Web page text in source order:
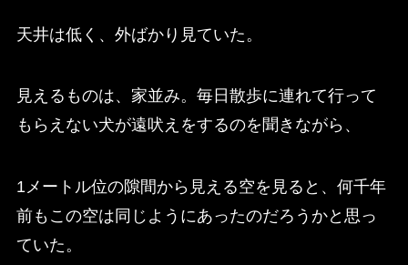
天井は低く、外ばかり見ていた。
見えるものは、家並み。毎日散歩に連れて行って
もらえない犬が遠吠えをするのを聞きながら、
1メートル位の隙間から見える空を見ると、何千年
前もこの空は同じようにあったのだろうかと思っ
ていた。